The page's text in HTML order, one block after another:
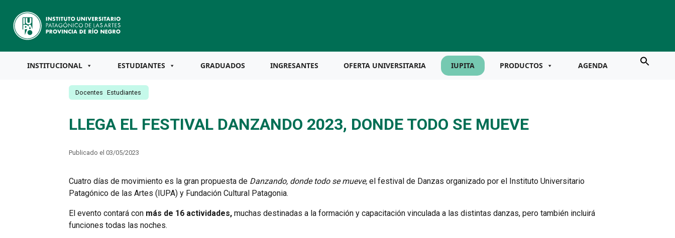
INSTITUCIONAL ESTUDIANTES GRADUADOS INGRESANTES OFERTA UNIVERSITARIA IUPITA PRODUCTOS AGENDA
Docentes Estudiantes
LLEGA EL FESTIVAL DANZANDO 2023, DONDE TODO SE MUEVE
Publicado el 03/05/2023
Cuatro días de movimiento es la gran propuesta de Danzando, donde todo se mueve, el festival de Danzas organizado por el Instituto Universitario
Patagónico de las Artes (IUPA) y Fundación Cultural Patagonia.
El evento contará con más de 16 actividades,muchas destinadas a la formación y capacitación vinculada a las distintas danzas, pero también incluirá
funciones todas las noches.